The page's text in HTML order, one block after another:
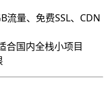
流量、免费SSL、CDN
合国内全栈小项目